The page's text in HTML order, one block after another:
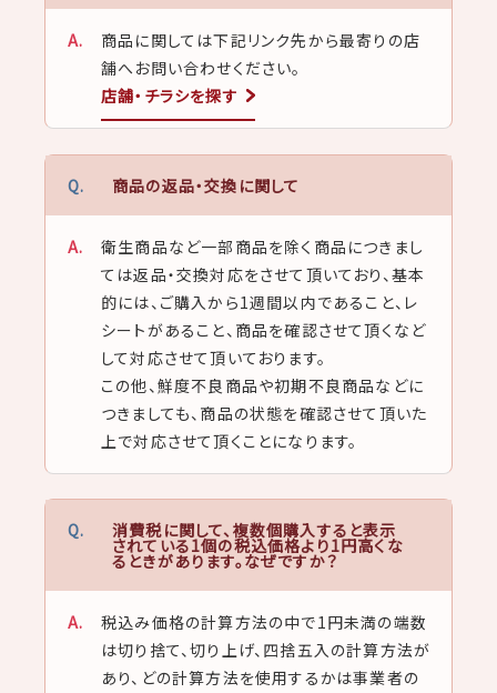
商品に関しては下記リンク先から最寄りの店
舗へお問い合わせください。
店舗・チラシを探す
商品の返品・交換に関して
衛生商品など一部商品を除く商品につきまし
ては返品・交換対応をさせて頂いており、基本
的には、ご購入から1週間以内であること、レ
シートがあること、商品を確認させて頂くなど
して対応させて頂いております。
この他、鮮度不良商品や初期不良商品などに
つきましても、商品の状態を確認させて頂いた
上で対応させて頂くことになります。
消費税に関して、複数個購入すると表示
されている1個の税込価格より1円高くな
るときがあります。なぜですか？
税込み価格の計算方法の中で1円未満の端数
は切り捨て、切り上げ、四捨五入の計算方法が
あり、どの計算方法を使用するかは事業者の